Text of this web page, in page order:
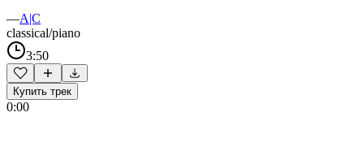
—A|C
classical/piano
3:50
Купить трек
0:00